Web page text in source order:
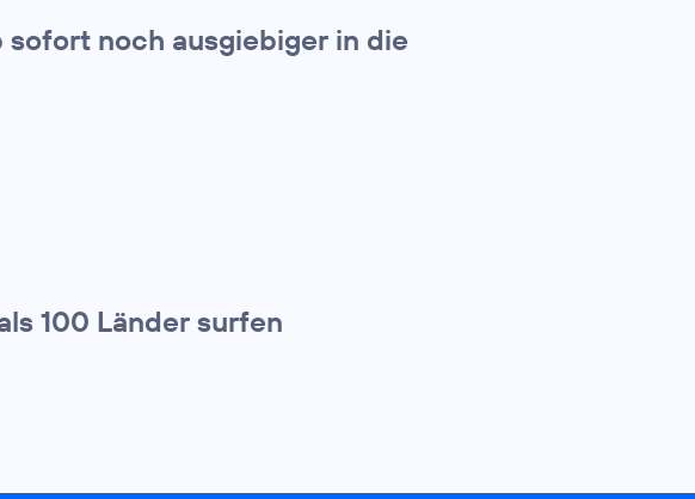
sofort noch ausgiebiger in die
100 Länder surfen